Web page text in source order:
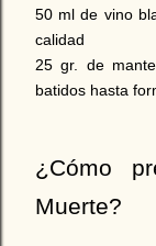
50 ml de vino
calidad
25 gr. de
batidos hasta
¿Cómo
Muerte?